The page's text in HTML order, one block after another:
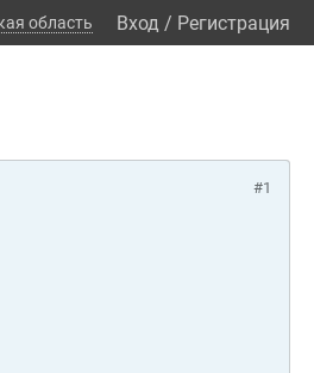
область Вход / Регистрация
#1